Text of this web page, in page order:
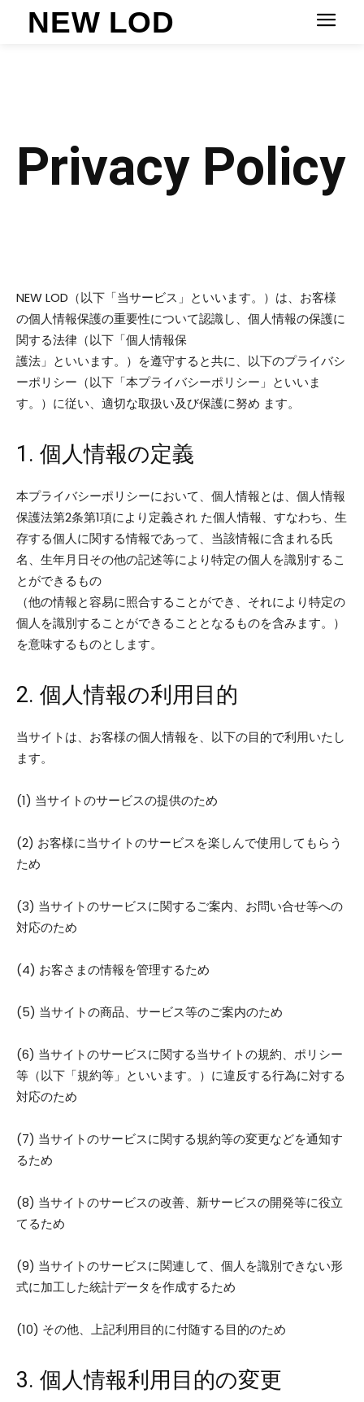
Privacy Policy
NEW LOD（以下「当サービス」といいます。）は、お客様
の個人情報保護の重要性について認識し、個人情報の保護に
関する法律（以下「個人情報保
護法」といいます。）を遵守すると共に、以下のプライバシ
ーポリシー（以下「本プライバシーポリシー」といいま
す。）に従い、適切な取扱い及び保護に努め ます。
1. 個人情報の定義
本プライバシーポリシーにおいて、個人情報とは、個人情報
保護法第2条第1項により定義され た個人情報、すなわち、生
存する個人に関する情報であって、当該情報に含まれる氏
名、生年月日その他の記述等により特定の個人を識別するこ
とができるもの
（他の情報と容易に照合することができ、それにより特定の
個人を識別することができることとなるものを含みます。）
を意味するものとします。
2. 個人情報の利用目的
当サイトは、お客様の個人情報を、以下の目的で利用いたし
ます。
(1) 当サイトのサービスの提供のため
(2) お客様に当サイトのサービスを楽しんで使用してもらう
ため
(3) 当サイトのサービスに関するご案内、お問い合せ等への
対応のため
(4) お客さまの情報を管理するため
(5) 当サイトの商品、サービス等のご案内のため
(6) 当サイトのサービスに関する当サイトの規約、ポリシー
等（以下「規約等」といいます。）に違反する行為に対する
対応のため
(7) 当サイトのサービスに関する規約等の変更などを通知す
るため
(8) 当サイトのサービスの改善、新サービスの開発等に役立
てるため
(9) 当サイトのサービスに関連して、個人を識別できない形
式に加工した統計データを作成するため
(10) その他、上記利用目的に付随する目的のため
3. 個人情報利用目的の変更